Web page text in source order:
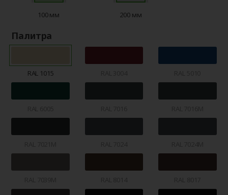
100 мм 200 мм
Палитра
RAL 1015